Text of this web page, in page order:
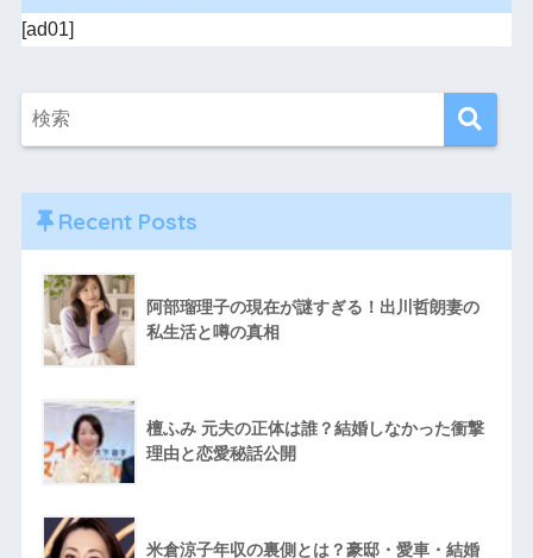
[ad01]
Recent Posts
阿部瑠理子の現在が謎すぎる！出川哲朗妻の
私生活と噂の真相
檀ふみ 元夫の正体は誰？結婚しなかった衝撃
理由と恋愛秘話公開
米倉涼子年収の裏側とは？豪邸・愛車・結婚